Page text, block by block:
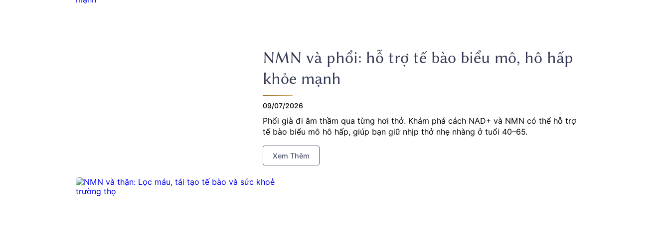
NMN và phổi: hỗ trợ tế bào biểu mô, hô hấp
khỏe mạnh
09/07/2026
Phổi già đi âm thầm qua từng hơi thở. Khám phá cách NAD+ và NMN có thể hỗ trợ
tế bào biểu mô hô hấp, giúp bạn giữ nhịp thở nhẹ nhàng ở tuổi 40–65.
Xem Thêm